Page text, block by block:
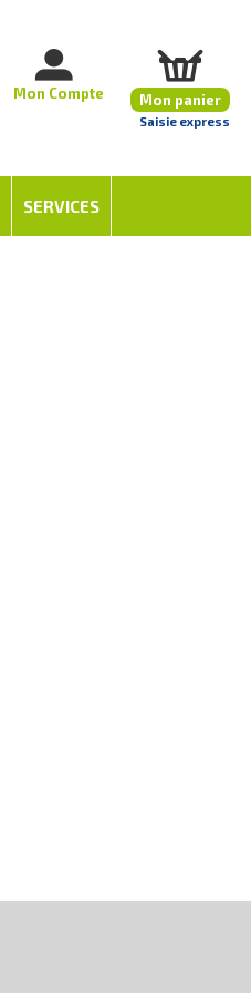
Mon Compte Mon panier
Saisie express
SERVICES